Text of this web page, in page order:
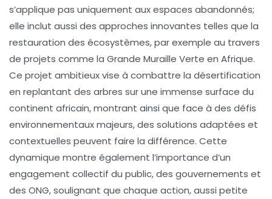
s’applique pas uniquement aux espaces abandonnés;
elle inclut aussi des approches innovantes telles que la
restauration des écosystèmes, par exemple au travers
de projets comme la Grande Muraille Verte en Afrique.
Ce projet ambitieux vise à combattre la désertification
en replantant des arbres sur une immense surface du
continent africain, montrant ainsi que face à des défis
environnementaux majeurs, des solutions adaptées et
contextuelles peuvent faire la différence. Cette
dynamique montre également l’importance d’un
engagement collectif du public, des gouvernements et
des ONG, soulignant que chaque action, aussi petite